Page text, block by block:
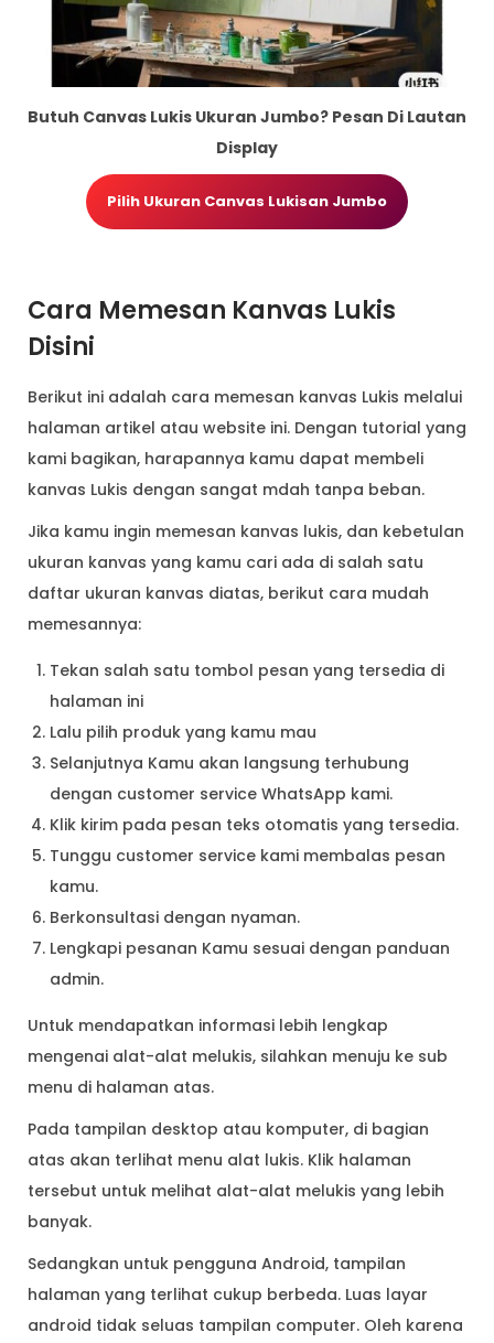
Butuh Canvas Lukis Ukuran Jumbo? Pesan Di Lautan
Display
Pilih Ukuran Canvas Lukisan Jumbo
Cara Memesan Kanvas Lukis
Disini
Berikut ini adalah cara memesan kanvas Lukis melalui
halaman artikel atau website ini. Dengan tutorial yang
kami bagikan, harapannya kamu dapat membeli
kanvas Lukis dengan sangat mdah tanpa beban.
Jika kamu ingin memesan kanvas lukis, dan kebetulan
ukuran kanvas yang kamu cari ada di salah satu
daftar ukuran kanvas diatas, berikut cara mudah
memesannya:
Tekan salah satu tombol pesan yang tersedia di
halaman ini
Lalu pilih produk yang kamu mau
Selanjutnya Kamu akan langsung terhubung
dengan customer service WhatsApp kami.
Klik kirim pada pesan teks otomatis yang tersedia.
Tunggu customer service kami membalas pesan
kamu.
Berkonsultasi dengan nyaman.
Lengkapi pesanan Kamu sesuai dengan panduan
admin.
Untuk mendapatkan informasi lebih lengkap
mengenai alat-alat melukis, silahkan menuju ke sub
menu di halaman atas.
Pada tampilan desktop atau komputer, di bagian
atas akan terlihat menu alat lukis. Klik halaman
tersebut untuk melihat alat-alat melukis yang lebih
banyak.
Sedangkan untuk pengguna Android, tampilan
halaman yang terlihat cukup berbeda. Luas layar
android tidak seluas tampilan computer. Oleh karena